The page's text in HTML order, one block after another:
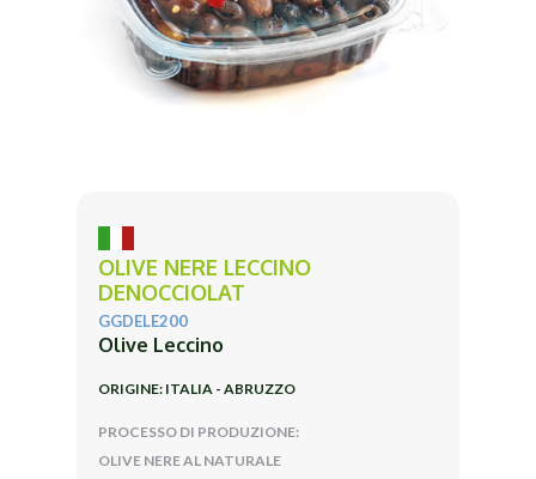
OLIVE NERE LECCINO
DENOCCIOLAT
GGDELE200
Olive Leccino
ORIGINE: ITALIA - ABRUZZO
PROCESSO DI PRODUZIONE:
OLIVE NERE AL NATURALE